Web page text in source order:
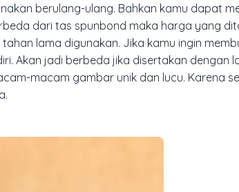
berulang-ulang. Bahkan kamu dapat
dari tas spunbond maka harga yang
lama digunakan. Jika kamu ingin
Akan jadi berbeda jika disertakan dengan
macam gambar unik dan lucu. Karena